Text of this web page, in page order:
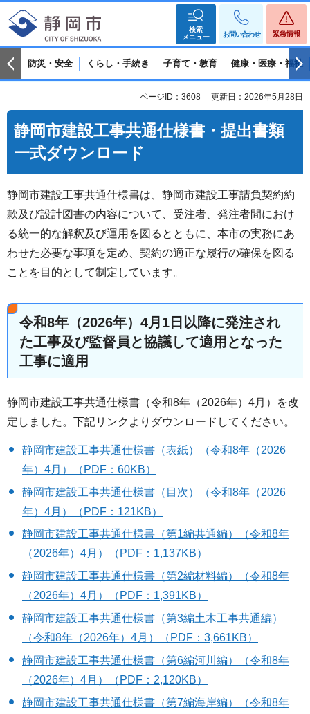
検索
メニュー
お問い合わせ 緊急情報
防災・安全 くらし・手続き 子育て・教育 健康・医療・福祉
ページID：3608 更新日：2026年5月28日
静岡市建設工事共通仕様書・提出書類
一式ダウンロード
静岡市建設工事共通仕様書は、静岡市建設工事請負契約約
款及び設計図書の内容について、受注者、発注者間におけ
る統一的な解釈及び運用を図るとともに、本市の実務にあ
わせた必要な事項を定め、契約の適正な履行の確保を図る
ことを目的として制定しています。
令和8年（2026年）4月1日以降に発注され
た工事及び監督員と協議して適用となった
工事に適用
静岡市建設工事共通仕様書（令和8年（2026年）4月）を改
定しました。下記リンクよりダウンロードしてください。
静岡市建設工事共通仕様書（表紙）（令和8年（2026
年）4月）（PDF：60KB）
静岡市建設工事共通仕様書（目次）（令和8年（2026
年）4月）（PDF：121KB）
静岡市建設工事共通仕様書（第1編共通編）（令和8年
（2026年）4月）（PDF：1,137KB）
静岡市建設工事共通仕様書（第2編材料編）（令和8年
（2026年）4月）（PDF：1,391KB）
静岡市建設工事共通仕様書（第3編土木工事共通編）
（令和8年（2026年）4月）（PDF：3,661KB）
静岡市建設工事共通仕様書（第6編河川編）（令和8年
（2026年）4月）（PDF：2,120KB）
静岡市建設工事共通仕様書（第7編海岸編）（令和8年